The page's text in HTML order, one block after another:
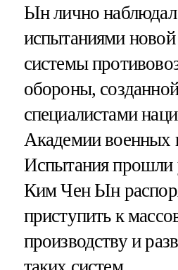
Ын лично наблюдал
испытаниями
системы
обороны, созданной
специалистами
Академии военных
Испытания прошли
Ким Чен Ын
приступить к
производству и